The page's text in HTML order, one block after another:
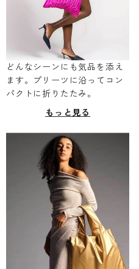
どんなシーンにも気品を添え
ます。プリーツに沿ってコン
パクトに折りたたみ。
もっと見る